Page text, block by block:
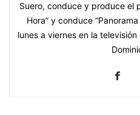
Suero, conduce y produce el
Hora” y conduce
lunes a viernes en la